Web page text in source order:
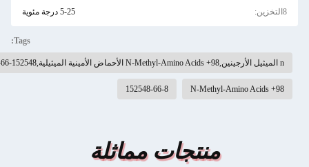
5-25 درجة مئوية
Tags:
152548-66-8
منتجات مماثلة